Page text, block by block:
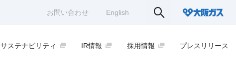
お問い合わせ English
サステナビリティ IR情報 採用情報 プレスリリース